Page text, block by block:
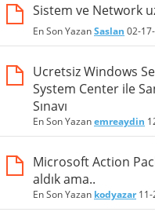
Sistem ve Network
En Son YazanSaslan 02-
Ucretsiz Windows
System Center ile
Sınavı
En Son Yazanemreaydin
Microsoft Action
aldık ama..
En Son Yazan kodyazar11-